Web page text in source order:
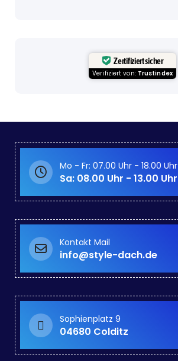
Zertifiziert sicher
Verifiziert von: Trustindex
Mo - Fr: 07.00 Uhr - 18.00 Uhr
Sa: 08.00 Uhr - 13.00 Uhr
Kontakt Mail
info@style-dach.de
Sophienplatz 9
04680 Colditz